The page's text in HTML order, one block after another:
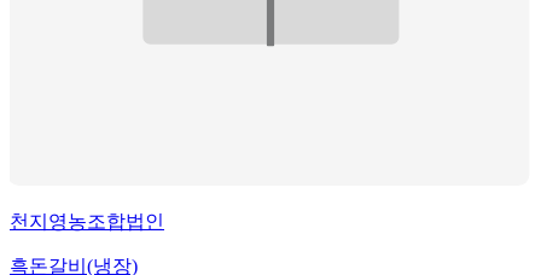
천지영농조합법인
흑돈갈비(냉장)